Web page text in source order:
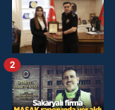
2